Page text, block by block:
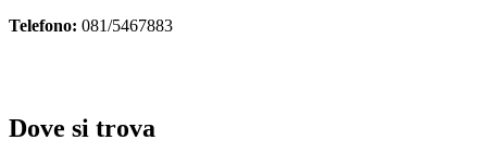
Telefono: 081/5467883
Dove si trova